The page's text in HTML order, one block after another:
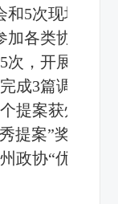
和5次现场
加各类协商议
次，开展调研
成3篇调研报
个提案获州政
提案”奖励，
政协“优秀委